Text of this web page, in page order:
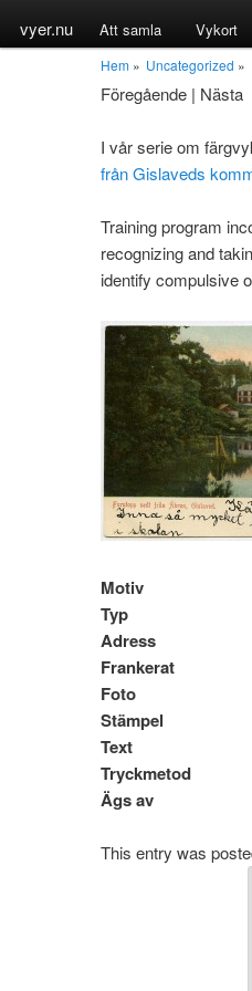
vyer.nu Att samla Vykort
Hem » Uncategorized »
Föregående | Nästa
I vår serie om
från Gislaveds
Training program
recognizing and
identify compulsive
Motiv
Typ
Adress
Frankerat
Foto
Stämpel
Text
Tryckmetod
Ägs av
This entry was